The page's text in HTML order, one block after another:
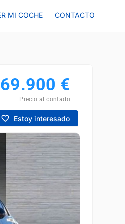
MI COCHE CONTACTO
69.900 €
Precio al contado
Estoy interesado